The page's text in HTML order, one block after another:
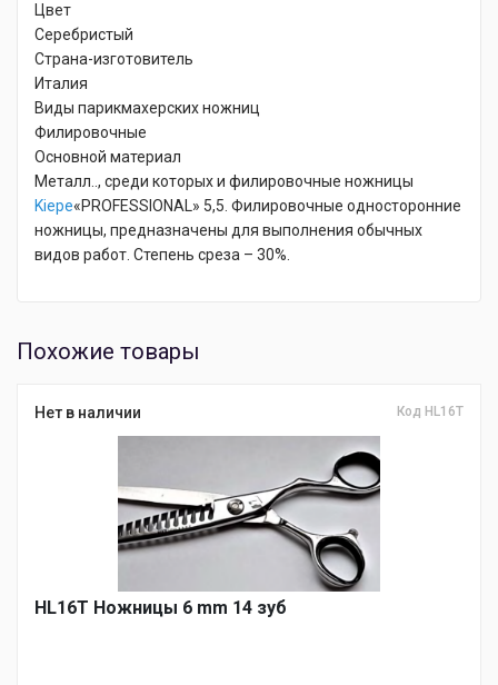
Цвет
Серебристый
Страна-изготовитель
Италия
Виды парикмахерских ножниц
Филировочные
Основной материал
Металл.., среди которых и филировочные ножницы
Kiepe«PROFESSIONAL» 5,5. Филировочные односторонние
ножницы, предназначены для выполнения обычных
видов работ. Степень среза – 30%.
Похожие товары
Нет в наличии Код НL16T
НL16T Ножницы 6 mm 14 зуб